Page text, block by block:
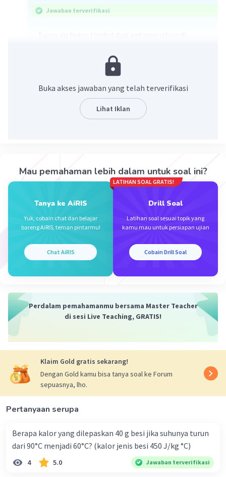
Jawaban terverifikasi
getaran air tersebut dapat menimbulkan suara,
tetapi suara air hujan yang kita dengar terutama
disebabkan oleh getaran udara di sekitarnya.
Getaran tanah ketika terkena air juga dapat
terjadi, tetapi biasanya tidak menimbulkan suara
yang terdengar oleh manusia.
Buka akses jawaban yang telah terverifikasi
Lihat Iklan
Mau pemahaman lebih dalam untuk soal ini?
Tanya ke AiRIS
Yuk, cobain chat dan belajar
bareng AiRIS, teman pintarmu!
Chat AiRIS
LATIHAN SOAL GRATIS!
Drill Soal
Latihan soal sesuai topik yang
kamu mau untuk persiapan ujian
Cobain Drill Soal
Perdalam pemahamanmu bersama Master Teacher
di sesi Live Teaching, GRATIS!
Klaim Gold gratis sekarang!
Dengan Gold kamu bisa tanya soal ke Forum
sepuasnya, lho.
Pertanyaan serupa
Berapa kalor yang dilepaskan 40 g besi jika suhunya turun
dari 90°C menjadi 60°C? (kalor jenis besi 450 J/kg °C)
4 5.0 Jawaban terverifikasi